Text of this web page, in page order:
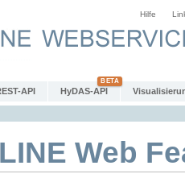
Hilfe
API HyDAS-API
Web